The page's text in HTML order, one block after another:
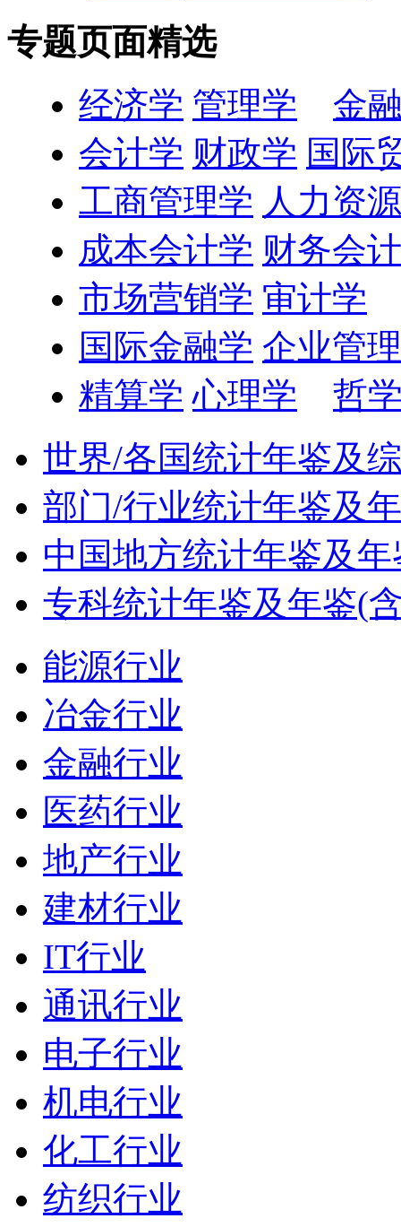
专题页面精选
经济学 管理学
金
会计学 财政学 国际
工商管理学 人力资
成本会计学 财务会计
市场营销学 审计学
国际金融学 企业管
精算学 心理学
哲
世界/各国统计年鉴及
部门/行业统计年鉴及
中国地方统计年鉴及
专科统计年鉴及年鉴(
能源行业
冶金行业
金融行业
医药行业
地产行业
建材行业
IT行业
通讯行业
电子行业
机电行业
化工行业
纺织行业